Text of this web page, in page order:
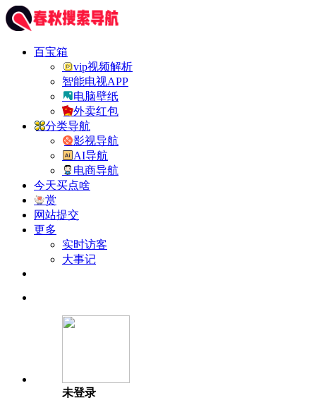
百宝箱
vip视频解析
智能电视APP
电脑壁纸
外卖红包
分类导航
影视导航
AI导航
电商导航
今天买点啥
赏
网站提交
更多
实时访客
大事记
未登录